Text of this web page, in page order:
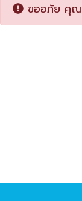
ขออภัย คุณ